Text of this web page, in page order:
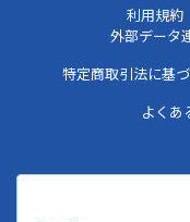
利用規約
外部データ
特定商取引法に基
よくあ